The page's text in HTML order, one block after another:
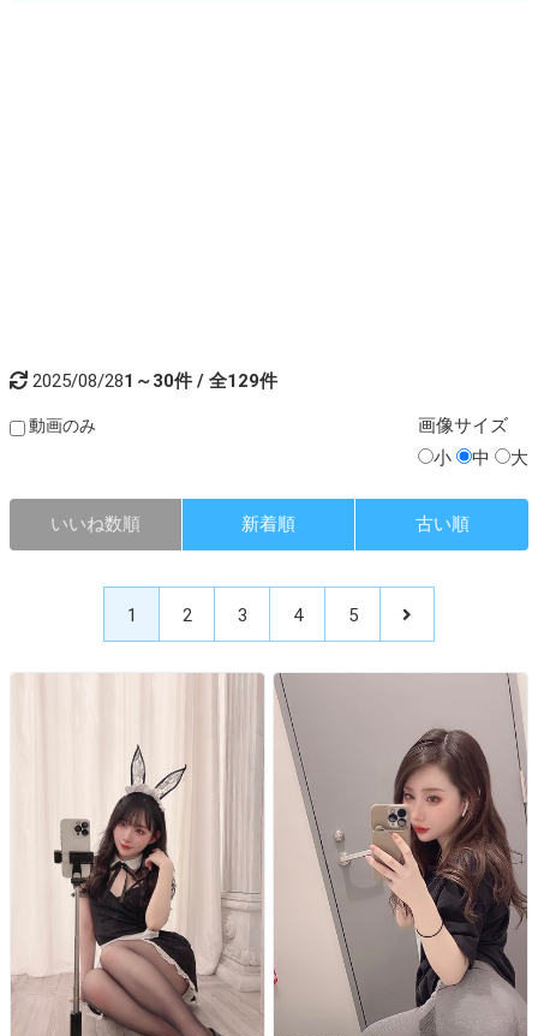
2025/08/281～30件 / 全129件
動画のみ 画像サイズ
小
中 大
いいね数順 新着順 古い順
1 2 3 4 5